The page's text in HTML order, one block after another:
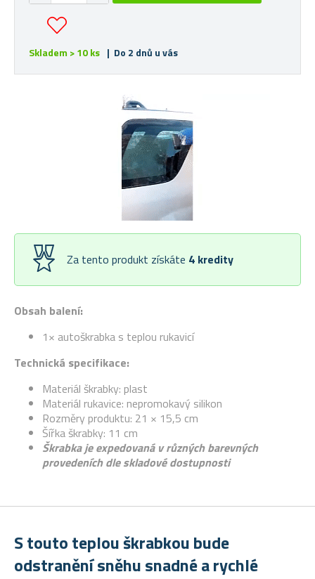
Obsah balení:
1× autoškrabka s teplou rukavicí
Technická specifikace:
Materiál škrabky: plast
Materiál rukavice: nepromokavý silikon
Rozměry produktu: 21 × 15,5 cm
Šířka škrabky: 11 cm
Škrabka je expedovaná v různých barevných
provedeních dle skladové dostupnosti
Skladem > 10 ks | Do 2 dnů u vás
Za tento produkt získáte 4 kredity
S touto teplou škrabkou bude
odstranění sněhu snadné a rychlé